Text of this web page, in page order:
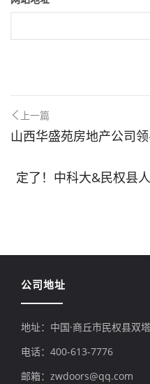
上一篇
山西华盛苑房地产公司
定了！中科大&民权县
公司地址
地址：中国·商丘市民权县双
电话：400-613-7776
邮箱：zwdoors@qq.com